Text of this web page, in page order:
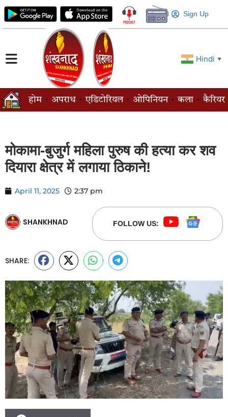
Sign Up
Hindi ▼
होम अपराध एडिटोरियल ओपिनियन कला कैरियर
मोकामा-बुजुर्ग महिला पुरुष की हत्या कर शव
दियारा क्षेत्र में लगाया ठिकाने!
April 11, 2025 2:37 pm
SHANKHNAD FOLLOW US:
SHARE: